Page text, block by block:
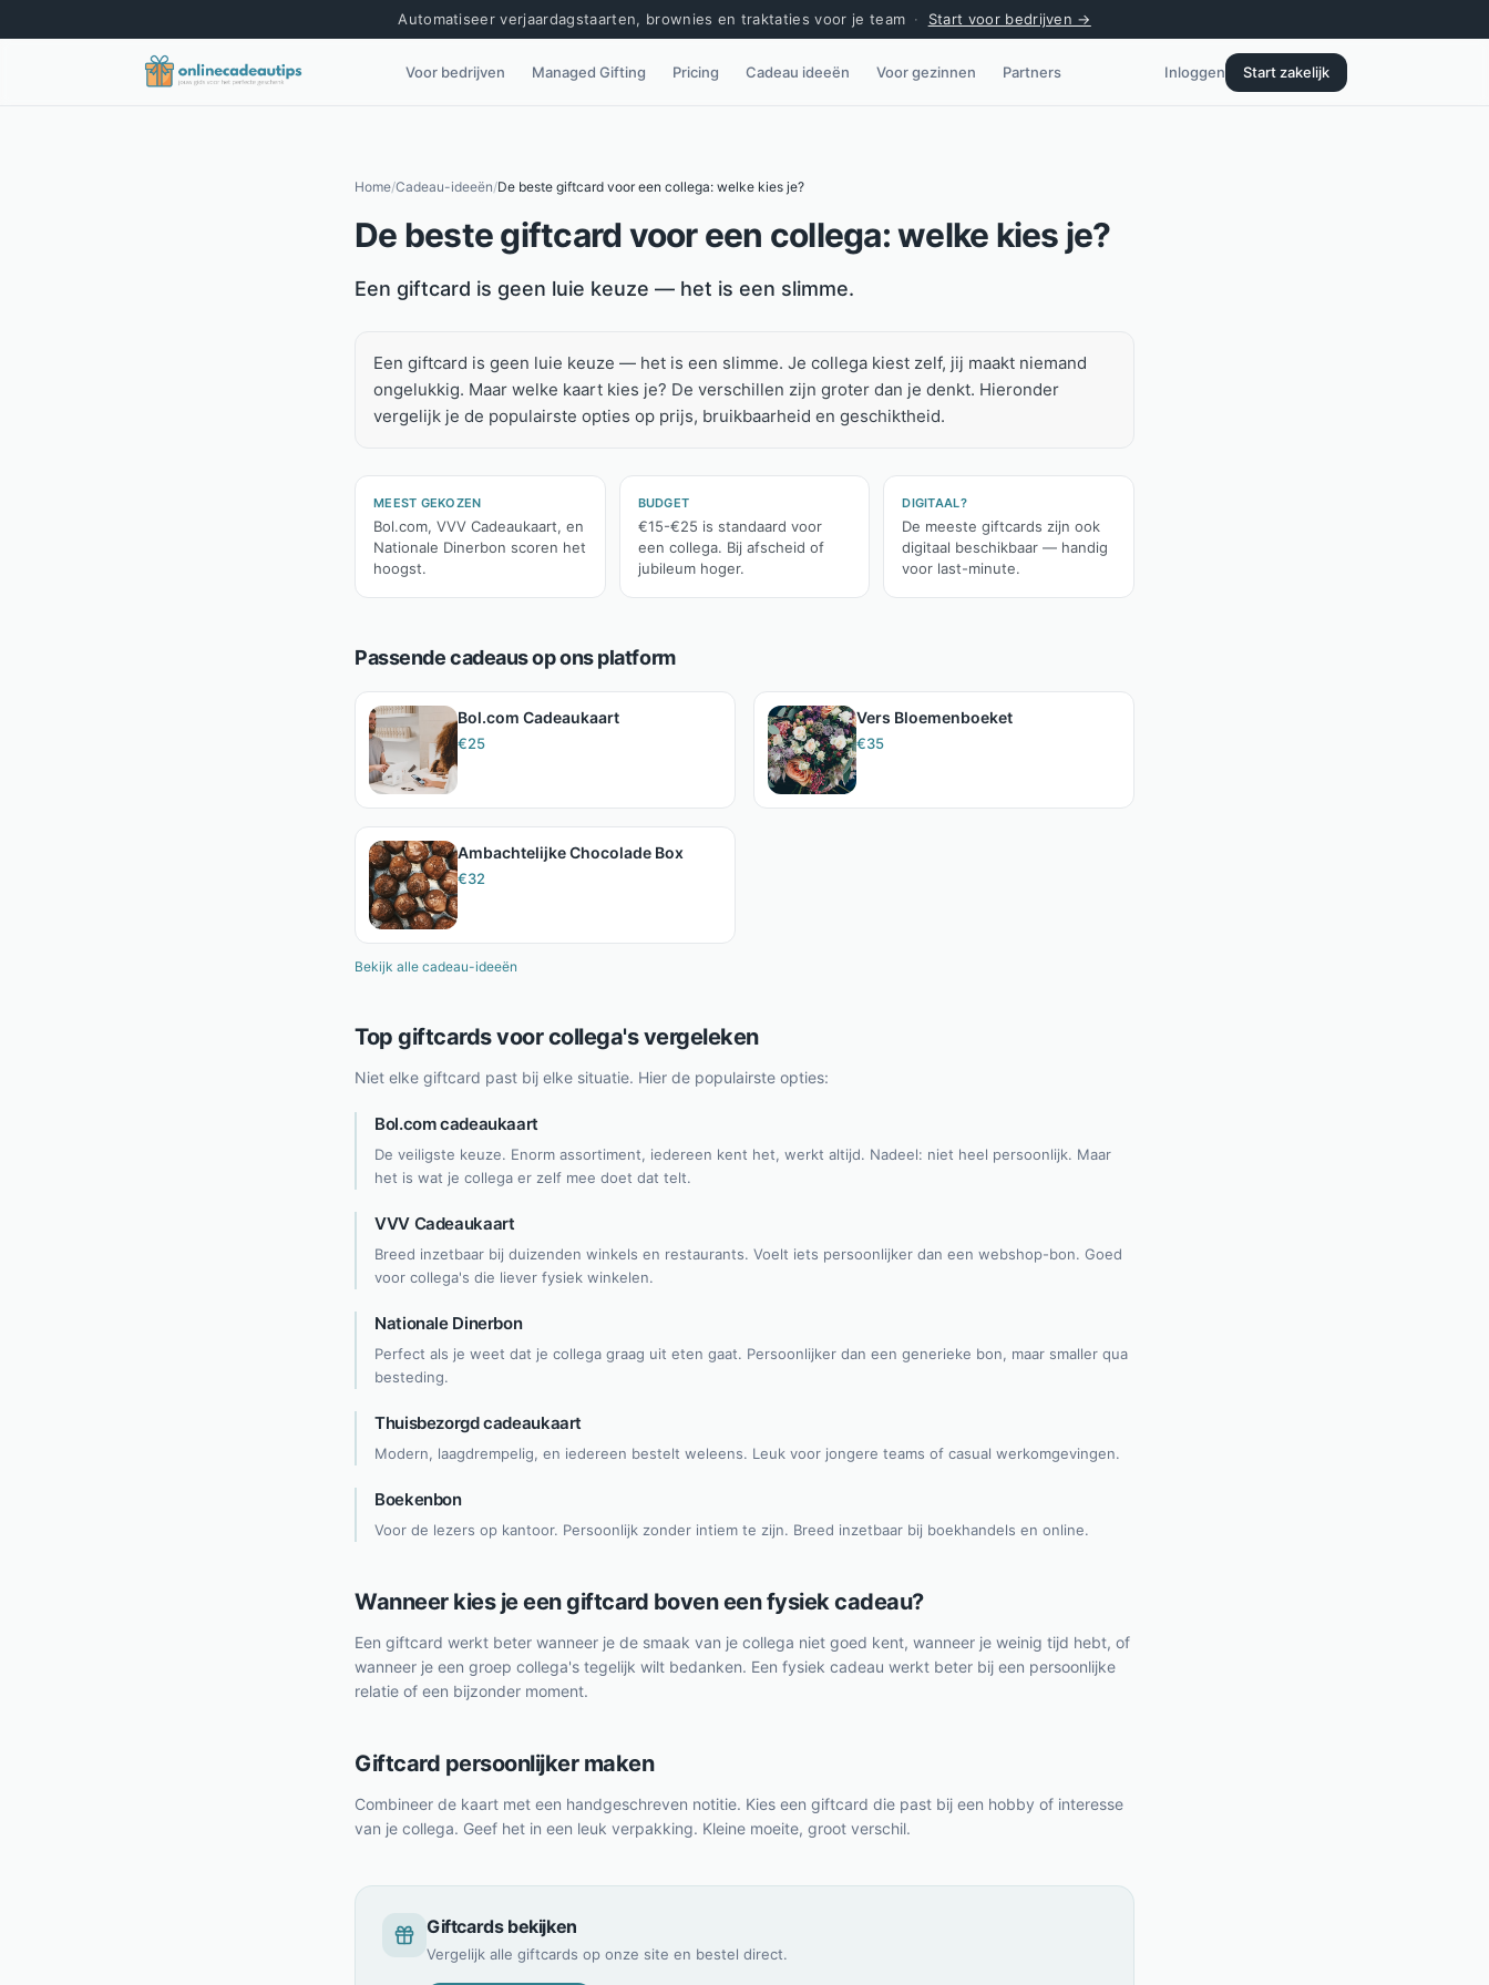
Automatiseer verjaardagstaarten, brownies en traktaties voor je team · Start voor bedrijven →
Voor bedrijven Managed Gifting Pricing Cadeau ideeën Voor gezinnen Partners Inloggen Start zakelijk
Home/Cadeau-ideeën/De beste giftcard voor een collega: welke kies je?
De beste giftcard voor een collega: welke kies je?
Kort antwoord
Een giftcard is geen luie keuze — het is een slimme.
Een giftcard is geen luie keuze — het is een slimme. Je collega kiest zelf, jij maakt niemand
ongelukkig. Maar welke kaart kies je? De verschillen zijn groter dan je denkt. Hieronder
vergelijk je de populairste opties op prijs, bruikbaarheid en geschiktheid.
MEEST GEKOZEN
Bol.com, VVV Cadeaukaart, en
Nationale Dinerbon scoren het
hoogst.
BUDGET
€15-€25 is standaard voor
een collega. Bij afscheid of
jubileum hoger.
DIGITAAL?
De meeste giftcards zijn ook
digitaal beschikbaar — handig
voor last-minute.
Passende cadeaus op ons platform
Bol.com Cadeaukaart
€25
Vers Bloemenboeket
€35
Ambachtelijke Chocolade Box
€32
Bekijk alle cadeau-ideeën
Top giftcards voor collega's vergeleken
Niet elke giftcard past bij elke situatie. Hier de populairste opties:
Bol.com cadeaukaart
De veiligste keuze. Enorm assortiment, iedereen kent het, werkt altijd. Nadeel: niet heel persoonlijk. Maar
het is wat je collega er zelf mee doet dat telt.
VVV Cadeaukaart
Breed inzetbaar bij duizenden winkels en restaurants. Voelt iets persoonlijker dan een webshop-bon. Goed
voor collega's die liever fysiek winkelen.
Nationale Dinerbon
Perfect als je weet dat je collega graag uit eten gaat. Persoonlijker dan een generieke bon, maar smaller qua
besteding.
Thuisbezorgd cadeaukaart
Modern, laagdrempelig, en iedereen bestelt weleens. Leuk voor jongere teams of casual werkomgevingen.
Boekenbon
Voor de lezers op kantoor. Persoonlijk zonder intiem te zijn. Breed inzetbaar bij boekhandels en online.
Wanneer kies je een giftcard boven een fysiek cadeau?
Een giftcard werkt beter wanneer je de smaak van je collega niet goed kent, wanneer je weinig tijd hebt, of
wanneer je een groep collega's tegelijk wilt bedanken. Een fysiek cadeau werkt beter bij een persoonlijke
relatie of een bijzonder moment.
Giftcard persoonlijker maken
Combineer de kaart met een handgeschreven notitie. Kies een giftcard die past bij een hobby of interesse
van je collega. Geef het in een leuk verpakking. Kleine moeite, groot verschil.
Giftcards bekijken
Vergelijk alle giftcards op onze site en bestel direct.